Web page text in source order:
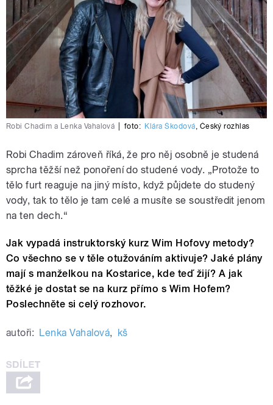
Robi Chadim a Lenka Vahalová foto: Klára Škodová Český rozhlas
Robi Chadim zároveň říká, že pro něj osobně je studená
sprcha těžší než ponoření do studené vody. „Protože to
tělo furt reaguje na jiný místo, když půjdete do studený
vody, tak to tělo je tam celé a musíte se soustředit jenom
na ten dech.“
Jak vypadá instruktorský kurz Wim Hofovy metody?
Co všechno se v těle otužováním aktivuje? Jaké plány
mají s manželkou na Kostarice, kde teď žijí? A jak
těžké je dostat se na kurz přímo s Wim Hofem?
Poslechněte si celý rozhovor.
autoři: Lenka Vahalová, kš